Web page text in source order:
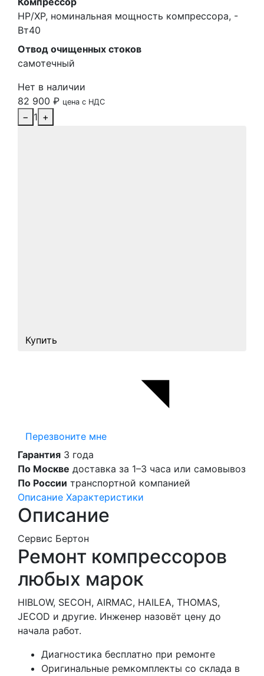
НР/ХР, номинальная мощность компрессора, -
Вт40
Отвод очищенных стоков
самотечный
Нет в наличии
82 900 ₽ цена с НДС
− 1 +
Купить
Перезвоните мне
Гарантия 3 года
По Москве доставка за 1–3 часа или самовывоз
По России транспортной компанией
Описание Характеристики
Описание
Сервис Бертон
Ремонт компрессоров
любых марок
HIBLOW, SECOH, AIRMAC, HAILEA, THOMAS,
JECOD и другие. Инженер назовёт цену до
начала работ.
Диагностика бесплатно при ремонте
Оригинальные ремкомплекты со склада в